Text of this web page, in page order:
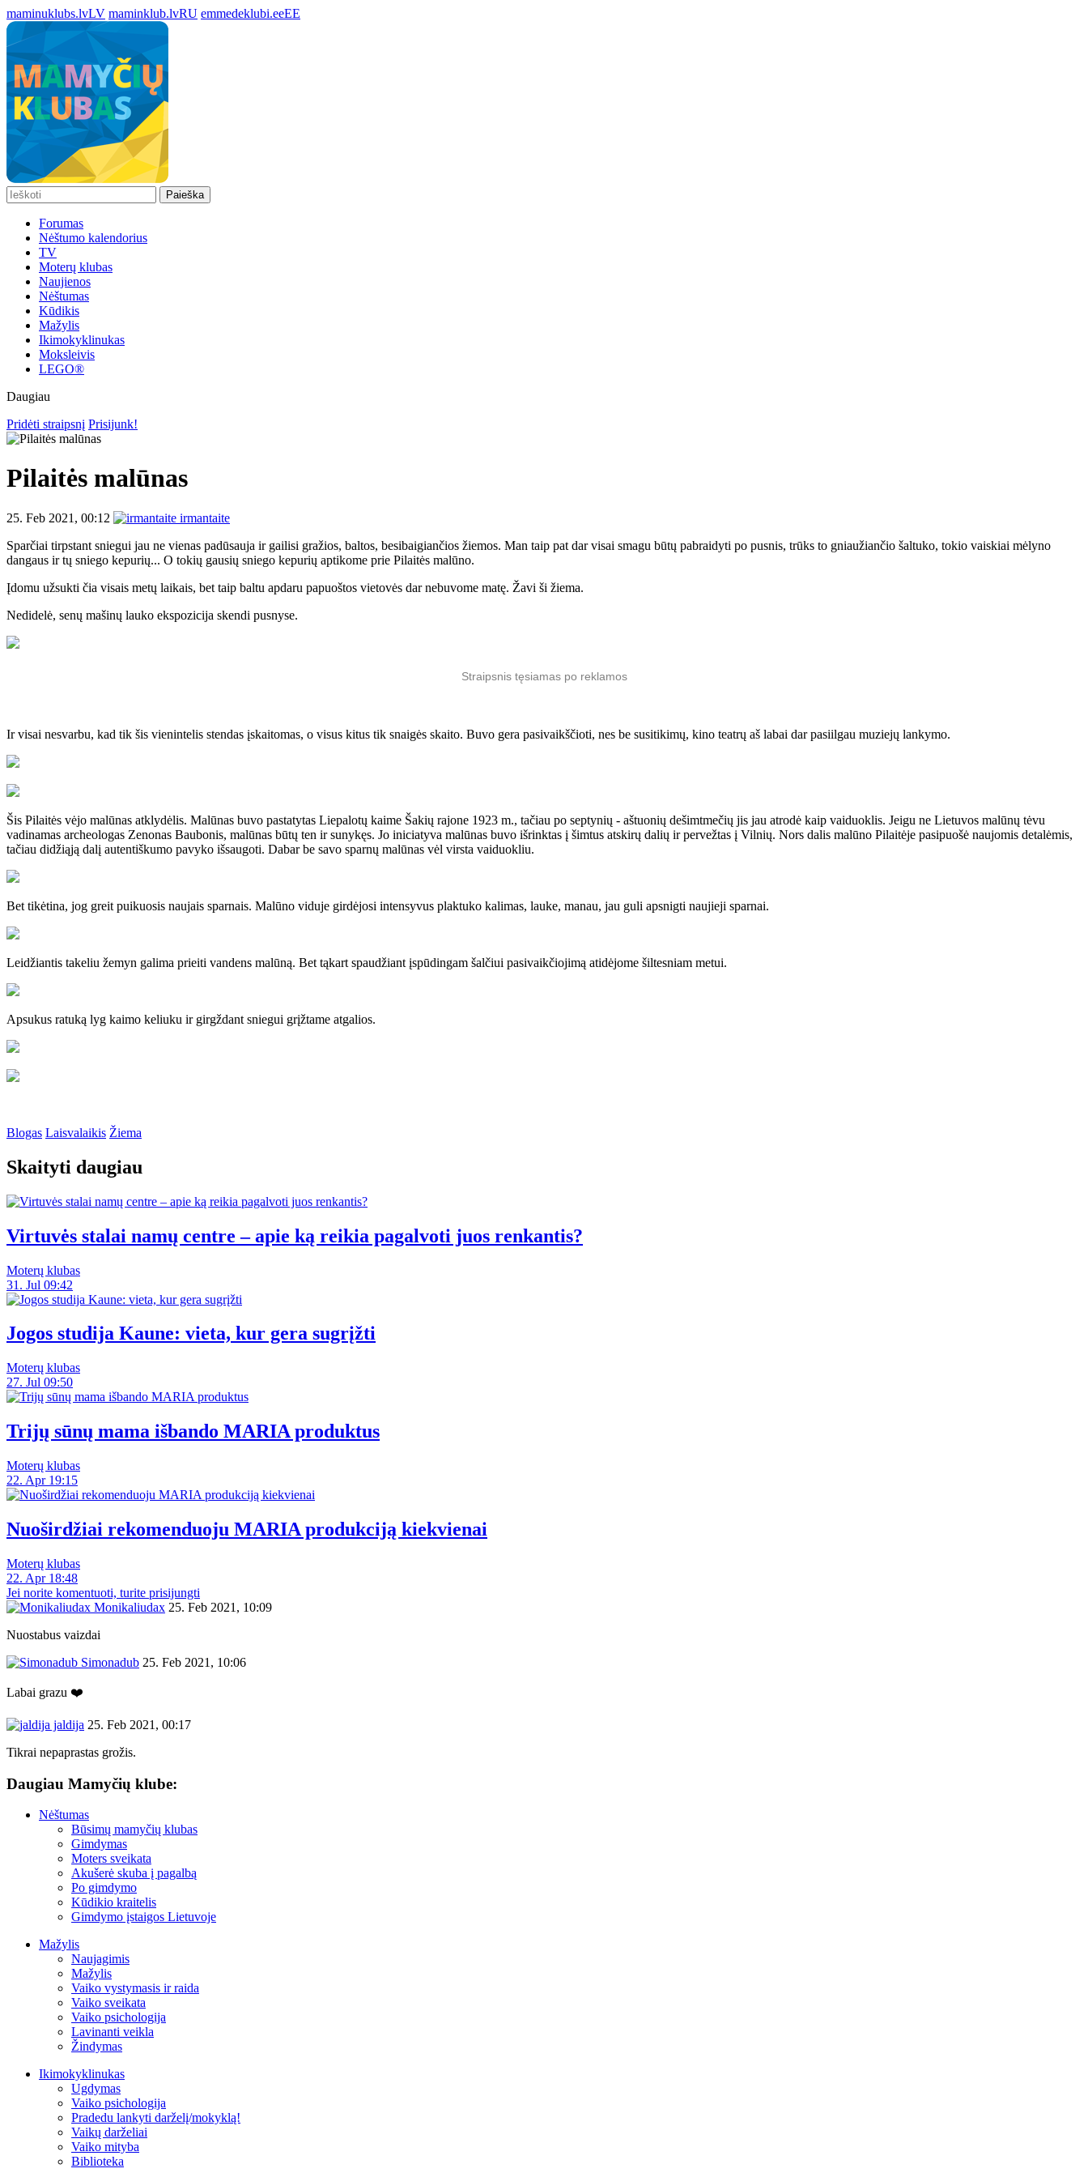
maminuklubs.lvLV maminklub.lvRU emmedeklubi.eeEE
Paieška
Forumas
Nėštumo kalendorius
TV
Moterų klubas
Naujienos
Nėštumas
Kūdikis
Mažylis
Ikimokyklinukas
Moksleivis
LEGO®
Daugiau
Pridėti straipsnį Prisijunk!
Pilaitės malūnas
25. Feb 2021, 00:12
irmantaite
Sparčiai tirpstant sniegui jau ne vienas padūsauja ir gailisi gražios, baltos, besibaigiančios žiemos. Man taip pat dar visai smagu būtų pabraidyti po pusnis, trūks to gniaužiančio šaltuko, tokio vaiskiai mėlyno
dangaus ir tų sniego kepurių... O tokių gausių sniego kepurių aptikome prie Pilaitės malūno.
Įdomu užsukti čia visais metų laikais, bet taip baltu apdaru papuoštos vietovės dar nebuvome matę. Žavi ši žiema.
Nedidelė, senų mašinų lauko ekspozicija skendi pusnyse.
Straipsnis tęsiamas po reklamos
Ir visai nesvarbu, kad tik šis vienintelis stendas įskaitomas, o visus kitus tik snaigės skaito. Buvo gera pasivaikščioti, nes be susitikimų, kino teatrų aš labai dar pasiilgau muziejų lankymo.
Šis Pilaitės vėjo malūnas atklydėlis. Malūnas buvo pastatytas Liepalotų kaime Šakių rajone 1923 m., tačiau po septynių - aštuonių dešimtmečių jis jau atrodė kaip vaiduoklis. Jeigu ne Lietuvos malūnų tėvu
vadinamas archeologas Zenonas Baubonis, malūnas būtų ten ir sunykęs. Jo iniciatyva malūnas buvo išrinktas į šimtus atskirų dalių ir pervežtas į Vilnių. Nors dalis malūno Pilaitėje pasipuošė naujomis detalėmis,
tačiau didžiąją dalį autentiškumo pavyko išsaugoti. Dabar be savo sparnų malūnas vėl virsta vaiduokliu.
Bet tikėtina, jog greit puikuosis naujais sparnais. Malūno viduje girdėjosi intensyvus plaktuko kalimas, lauke, manau, jau guli apsnigti naujieji sparnai.
Leidžiantis takeliu žemyn galima prieiti vandens malūną. Bet tąkart spaudžiant įspūdingam šalčiui pasivaikčiojimą atidėjome šiltesniam metui.
Apsukus ratuką lyg kaimo keliuku ir girgždant sniegui grįžtame atgalios.
Blogas Laisvalaikis Žiema
Skaityti daugiau
Virtuvės stalai namų centre – apie ką reikia pagalvoti juos renkantis?
Moterų klubas
31. Jul 09:42
Jogos studija Kaune: vieta, kur gera sugrįžti
Moterų klubas
27. Jul 09:50
Trijų sūnų mama išbando MARIA produktus
Moterų klubas
22. Apr 19:15
Nuoširdžiai rekomenduoju MARIA produkciją kiekvienai
Moterų klubas
22. Apr 18:48
Jei norite komentuoti, turite prisijungti
Monikaliudax 25. Feb 2021, 10:09
Nuostabus vaizdai
Simonadub 25. Feb 2021, 10:06
Labai grazu ❤️
jaldija 25. Feb 2021, 00:17
Tikrai nepaprastas grožis.
Daugiau Mamyčių klube:
Nėštumas
Būsimų mamyčių klubas
Gimdymas
Moters sveikata
Akušerė skuba į pagalbą
Po gimdymo
Kūdikio kraitelis
Gimdymo įstaigos Lietuvoje
Mažylis
Naujagimis
Mažylis
Vaiko vystymasis ir raida
Vaiko sveikata
Vaiko psichologija
Lavinanti veikla
Žindymas
Ikimokyklinukas
Ugdymas
Vaiko psichologija
Pradedu lankyti darželį/mokyklą!
Vaikų darželiai
Vaiko mityba
Biblioteka